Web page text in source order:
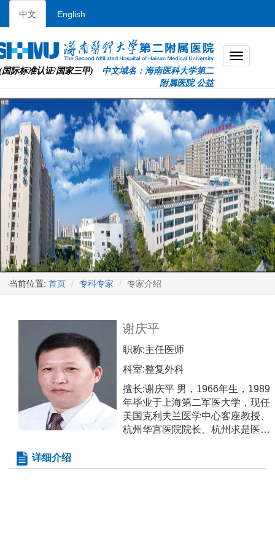
中文 English
国际标准认证/国家三甲) 中文域名：海南医科大学第二
附属医院.公益
当前位置: 首页 专科专家 专家介绍
谢庆平
职称:主任医师
科室:整复外科
擅长:谢庆平 男，1966年生，1989
年毕业于上海第二军医大学，现任
美国克利夫兰医学中心客座教授、
杭州华宫医院院长、杭州求是医院
会显微外科医师分会常务委员、浙
详细介绍